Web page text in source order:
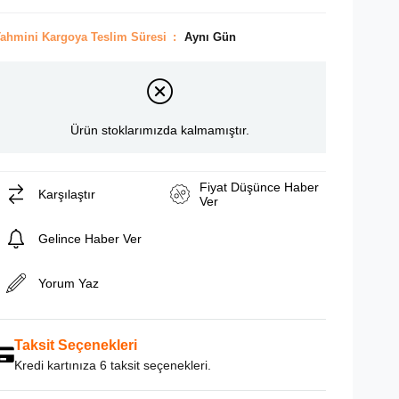
Kargoya Teslim Süresi : Aynı Gün
Ürün stoklarımızda kalmamıştır.
Karşılaştır
Fiyat Düşünce Haber
Ver
Gelince Haber Ver
Yorum Yaz
Taksit Seçenekleri
Kredi kartınıza 6 taksit seçenekleri.